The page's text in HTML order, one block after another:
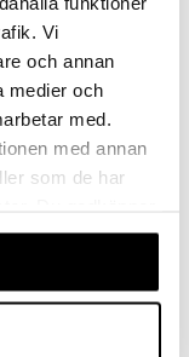
Vi
och annan
medier och
med.
med annan
som de har
vår webbplats.
45